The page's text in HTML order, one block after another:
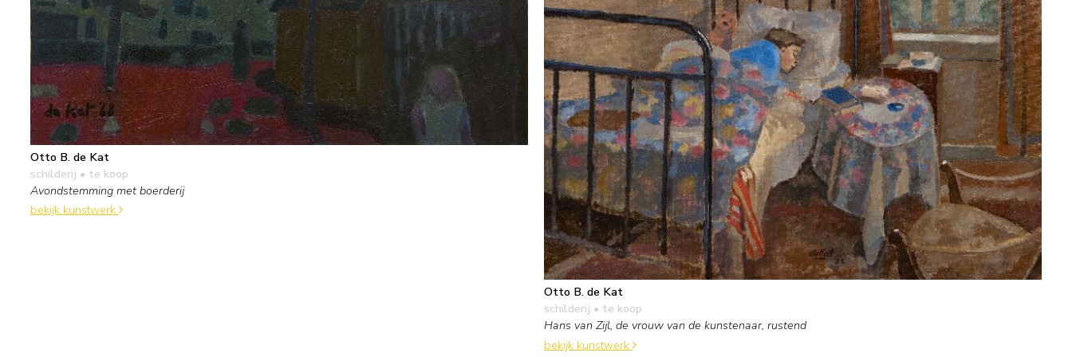
Otto B. de Kat
schilderij • te koop
Avondstemming met boerderij
bekijk kunstwerk
Otto B. de Kat
schilderij • te koop
Hans van Zijl, de vrouw van de kunstenaar, rustend
bekijk kunstwerk